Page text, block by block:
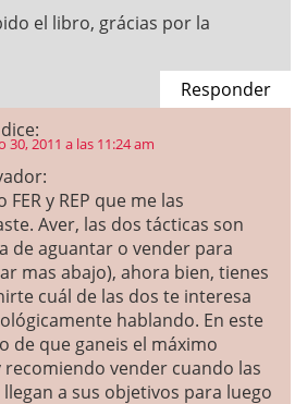
el libro, grácias por la
Responder
dice:
30, 2011 a las 11:24 am
FER y REP que me las
Aver, las dos tácticas son
de aguantar o vender para
mas abajo), ahora bien, tienes
cuál de las dos te interesa
hablando. En este
de que ganeis el máximo
recomiendo vender cuando las
a sus objetivos para luego